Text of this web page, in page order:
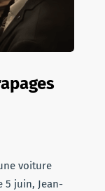
voiture
5 juin, Jean-